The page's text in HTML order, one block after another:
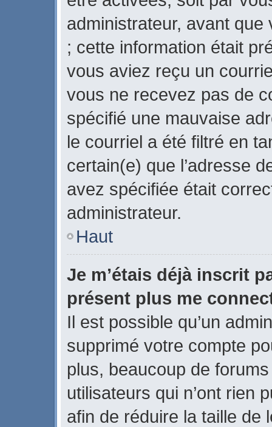
administrateur, avant
; cette information était
vous aviez reçu un
vous ne recevez pas de
spécifié une mauvaise
le courriel a été filtré en
certain(e) que l’adresse
avez spécifiée était
administrateur.
Haut
Je m’étais déjà inscrit
présent plus me
Il est possible qu’un
supprimé votre compte
plus, beaucoup de
utilisateurs qui n’ont rien
afin de réduire la taille de